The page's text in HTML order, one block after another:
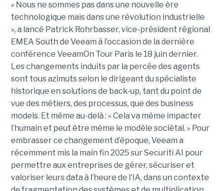
« Nous ne sommes pas dans une nouvelle ère
technologique mais dans une révolution industrielle
», a lancé Patrick Rohrbasser, vice-président régional
EMEA South de Veeam à l’occasion de la dernière
conférence VeeamOn Tour Paris le 18 juin dernier.
Les changements induits par la percée des agents
sont tous azimuts selon le dirigeant du spécialiste
historique en solutions de back-up, tant du point de
vue des métiers, des processus, que des business
models. Et même au-delà : « Cela va même impacter
l’humain et peut être même le modèle sociétal. » Pour
embrasser ce changement d’époque, Veeam a
récemment mis la main fin 2025 sur Securiti AI pour
permettre aux entreprises de gérer, sécuriser et
valoriser leurs data à l’heure de l’IA, dans un contexte